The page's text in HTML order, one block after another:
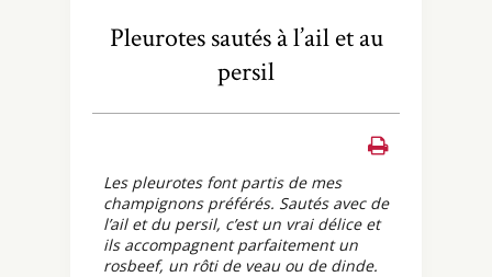
Pleurotes sautés à l’ail et au
persil
Les pleurotes font partis de mes
champignons préférés. Sautés avec de
l’ail et du persil, c’est un vrai délice et
ils accompagnent parfaitement un
rosbeef, un rôti de veau ou de dinde.